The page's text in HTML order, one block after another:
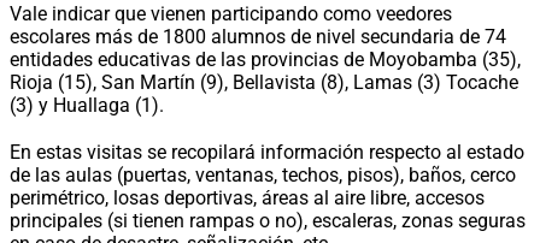
Vale indicar que vienen participando como veedores
escolares más de 1800 alumnos de nivel secundaria de 74
entidades educativas de las provincias de Moyobamba (35),
Rioja (15), San Martín (9), Bellavista (8), Lamas (3) Tocache
(3) y Huallaga (1).
En estas visitas se recopilará información respecto al estado
de las aulas (puertas, ventanas, techos, pisos), baños, cerco
perimétrico, losas deportivas, áreas al aire libre, accesos
principales (si tienen rampas o no), escaleras, zonas seguras